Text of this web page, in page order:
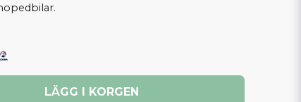
LÄGG I KORGEN